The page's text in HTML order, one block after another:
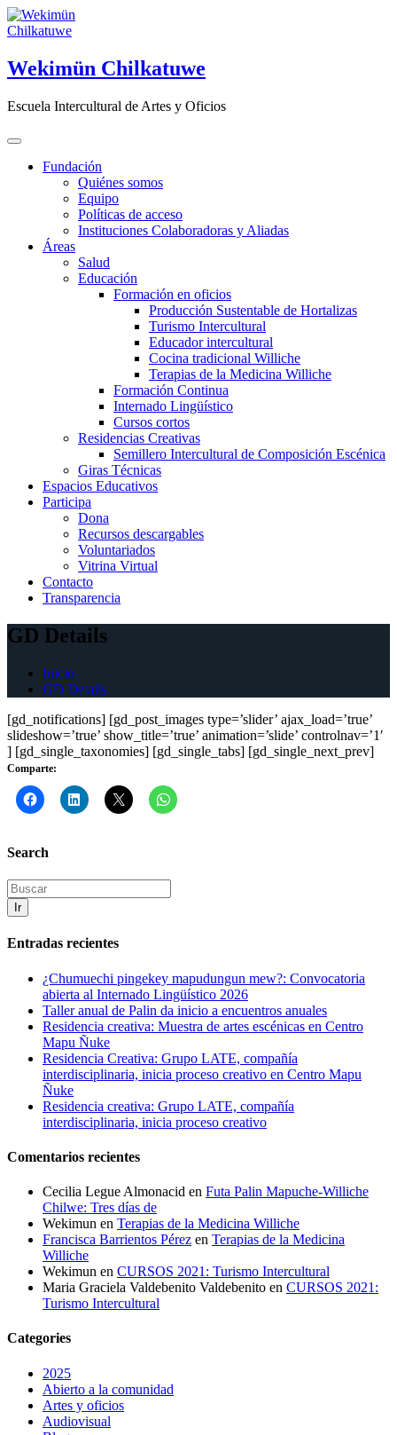
Saltar
al
Wekimün Chilkatuwe
Escuela Intercultural de Artes y Oficios
Fundación
Quiénes somos
Equipo
Políticas de acceso
Instituciones Colaboradoras y Aliadas
Áreas
Salud
Educación
Formación en oficios
Producción Sustentable de Hortalizas
Turismo Intercultural
Educador intercultural
Cocina tradicional Williche
Terapias de la Medicina Williche
Formación Continua
Internado Lingüístico
Cursos cortos
Residencias Creativas
Semillero Intercultural de Composición Escénica
Giras Técnicas
Espacios Educativos
Participa
Dona
Recursos descargables
Voluntariados
Vitrina Virtual
Contacto
Transparencia
GD Details
Inicio
GD Details
[gd_notifications] [gd_post_images type=’slider’ ajax_load=’true’
slideshow=’true’ show_title=’true’ animation=’slide’ controlnav=’1′
] [gd_single_taxonomies] [gd_single_tabs] [gd_single_next_prev]
Comparte:
Search
Ir
Entradas recientes
¿Chumuechi pingekey mapudungun mew?: Convocatoria
abierta al Internado Lingüístico 2026
Taller anual de Palin da inicio a encuentros anuales
Residencia creativa: Muestra de artes escénicas en Centro
Mapu Ñuke
Residencia Creativa: Grupo LATE, compañía
interdisciplinaria, inicia proceso creativo en Centro Mapu
Ñuke
Residencia creativa: Grupo LATE, compañía
interdisciplinaria, inicia proceso creativo
Comentarios recientes
Cecilia Legue Almonacid en Futa Palin Mapuche-Williche
Chilwe: Tres días de
Wekimun en Terapias de la Medicina Williche
Francisca Barrientos Pérez en Terapias de la Medicina
Williche
Wekimun en CURSOS 2021: Turismo Intercultural
Maria Graciela Valdebenito Valdebenito en CURSOS 2021:
Turismo Intercultural
Categories
2025
Abierto a la comunidad
Artes y oficios
Audiovisual